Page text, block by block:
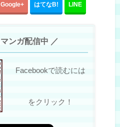
Google+ はてなB! LINE
ンガ配信中 ／
Facebookで読むには
をクリック！